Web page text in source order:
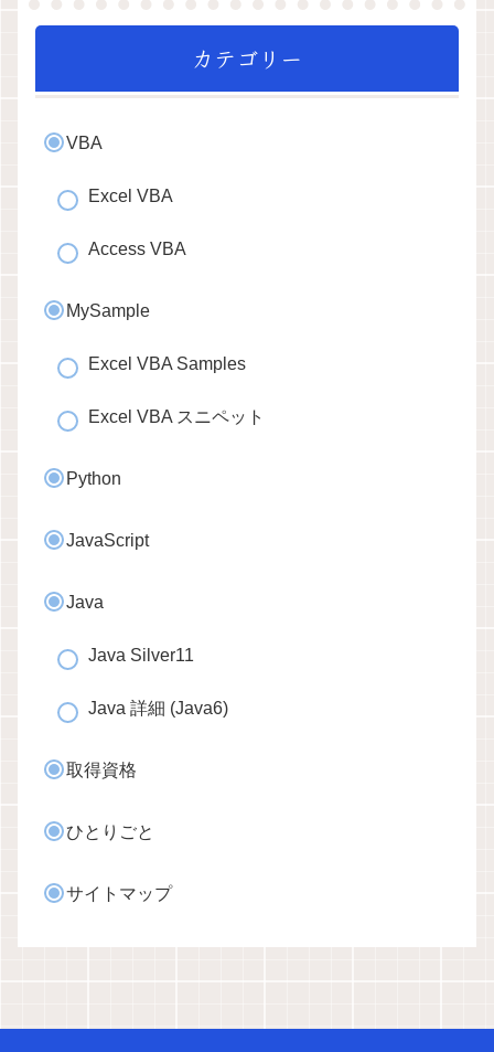
カテゴリー
VBA
Excel VBA
Access VBA
MySample
Excel VBA Samples
Excel VBA スニペット
Python
JavaScript
Java
Java Silver11
Java 詳細 (Java6)
取得資格
ひとりごと
サイトマップ